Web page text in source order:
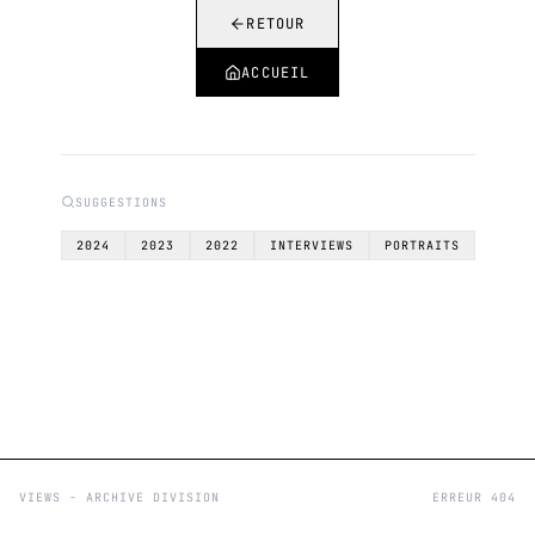
RETOUR
ACCUEIL
SUGGESTIONS
2024 2023 2022 INTERVIEWS PORTRAITS
VIEWS - ARCHIVE DIVISION ERREUR 404